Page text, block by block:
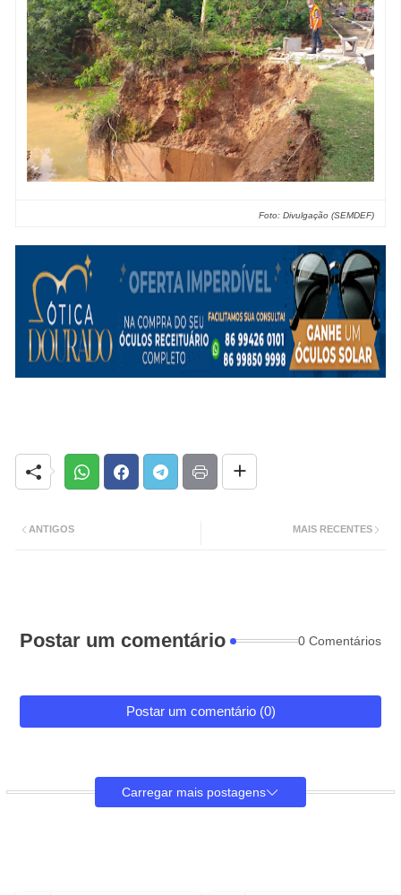
Foto: Divulgação (SEMDEF)
MAIS RECENTES
ANTIGOS
Postar um comentário 0 Comentários
Postar um comentário (0)
Carregar mais postagens